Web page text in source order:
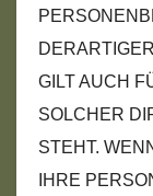
GILT AUCH
SOLCHER
STEHT.
IHRE